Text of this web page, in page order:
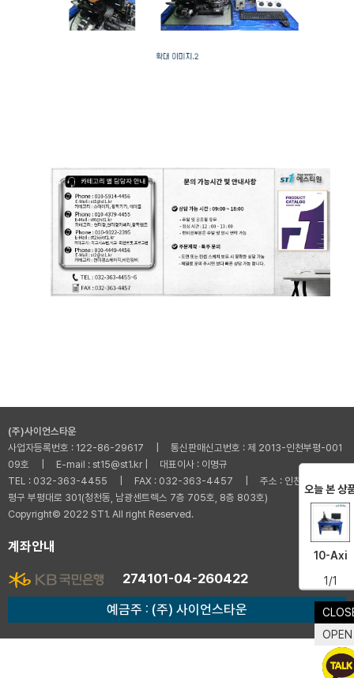
(주)사이언스타운
사업자등록번호 : 122-86-29617 | 통신판매신고번호 : 제 2013-인천부평-001
09호 | E-mail : st15@st1.kr | 대표이사 : 이명규
TEL : 032-363-4455 | FAX : 032-363-4457 | 주소 : 인천광역시 부
평구 부평대로 301(청천동, 남광센트렉스 7층 705호, 8층 803호)
Copyright© 2022 ST1. All right Reserved.
계좌안내
274101-04-260422
예금주 : (주) 사이언스타운
OPEN
오늘 본 상
10-Axi
1/1